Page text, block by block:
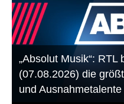
„Absolut Musik“: RTL
(07.08.2026) die
und Ausnahmetalente